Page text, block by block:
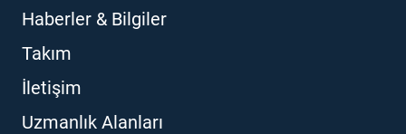
Haberler & Bilgiler
Takım
İletişim
Uzmanlık Alanları